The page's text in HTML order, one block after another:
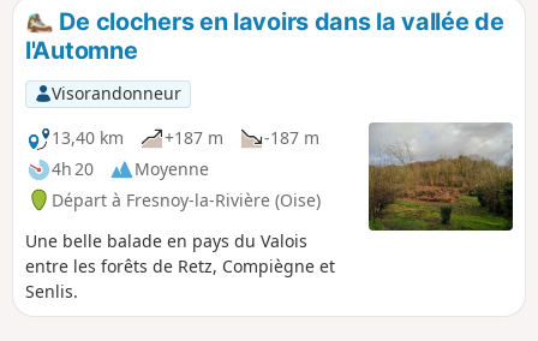
plusieurs points de vue, découvrir des
arbres remarquables et vous désaltérer
à la Fontaine Maitre Jean. Deux accès en
voiture sont possibles dont l'un voisin
d'une aire de pique-nique ombragée.
De clochers en lavoirs dans la vallée de
l'Automne
Visorandonneur
13,40 km
+187 m
-187 m
4h 20
Moyenne
Départ à Fresnoy-la-Rivière (Oise)
Une belle balade en pays du Valois
entre les forêts de Retz, Compiègne et
Senlis.